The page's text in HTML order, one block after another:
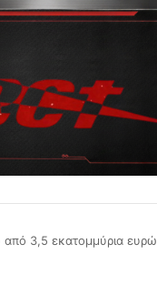
από 3,5 εκατομμύρια ευρώ